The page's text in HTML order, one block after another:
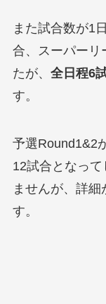
また試合数が1
合、スーパーリ
たが、 全日程6
す。
予選Round1&2
12試合となっ
ませんが、詳細
す。